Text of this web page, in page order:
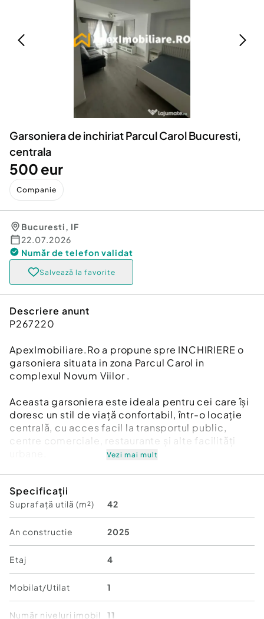
Animale de companie
Afaceri și echipamente profesionale
Inchiriere Bunuri si Vehicule
Utilaje agricole si industriale
Piese auto si accesorii
Dacia Duster
Garsoniera de inchiriat Parcul Carol Bucuresti,
centrala
500 eur
Companie
Bucuresti, IF
22.07.2026
Număr de telefon validat
Salvează la favorite
Descriere anunt
P267220
ApexImobiliare.Ro a propune spre INCHIRIERE o
garsoniera situata in zona Parcul Carol in
complexul Novum Viilor .
Aceasta garsoniera este ideala pentru cei care își
doresc un stil de viață confortabil, într-o locație
centrală, cu acces facil la transportul public,
centre comerciale, restaurante și alte facilități
ETAJUL 4 intr-un bloc cu regim de inaltime P+ 11.
Dispune de incalzire realizata cu ajutorul centralei
proprii
Este complet mobilata și utilata, pregătita pentru
mutare imediată. Pretul este de 500eur si 550eur
cu loc de parcare
vizionări, vă invităm să ne contactați!
Vezi mai mult
Specificații
Suprafață utilă (m²) 42
An constructie 2025
Etaj 4
Mobilat/Utilat 1
Număr niveluri imobil 11